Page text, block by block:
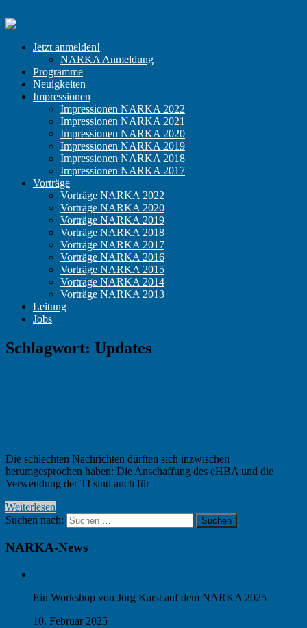
NARKA
niedergelassene
Anästhesisten
Jetzt anmelden!
NARKA Anmeldung
Programme
Neuigkeiten
Impressionen
Impressionen NARKA 2022
Impressionen NARKA 2021
Impressionen NARKA 2020
Impressionen NARKA 2019
Impressionen NARKA 2018
Impressionen NARKA 2017
Vorträge
Vorträge NARKA 2022
Vorträge NARKA 2020
Vorträge NARKA 2019
Vorträge NARKA 2018
Vorträge NARKA 2017
Vorträge NARKA 2016
Vorträge NARKA 2015
Vorträge NARKA 2014
Vorträge NARKA 2013
Leitung
Jobs
Schlagwort: Updates
Die schlechten Nachrichten dürften sich inzwischen
herumgesprochen haben: Die Anschaffung des eHBA und die
Verwendung der TI sind auch für
Weiterlesen
Suchen nach:
Suchen
NARKA-News
Ein Workshop von Jörg Karst auf dem NARKA 2025
10. Februar 2025